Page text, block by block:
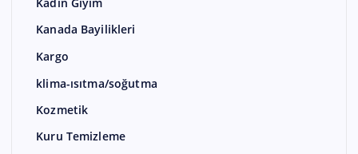
Kanada Bayilikleri
Kargo
klima-ısıtma/soğutma
Kozmetik
Kuru Temizleme